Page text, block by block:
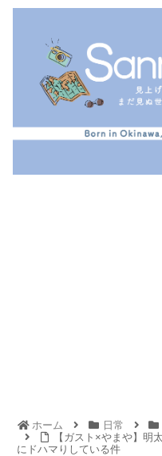
ホーム 日常
【ガスト×やまや】明
にドハマりしている件